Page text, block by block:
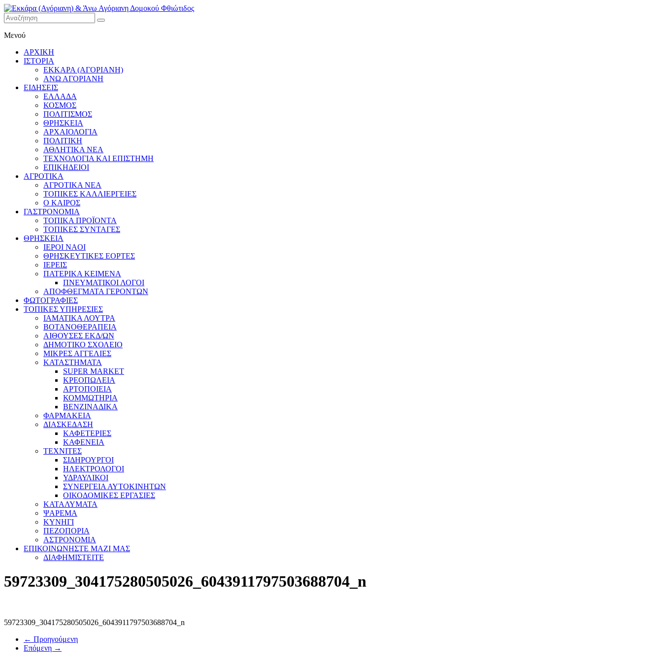
Εκκάρα
(Αγόριανη)
& Άνω
Αγόριανη
Δομοκού
Φθιώτιδος
Μενού
ΑΡΧΙΚΗ
ΙΣΤΟΡΙΑ
ΕΚΚΑΡΑ (ΑΓΟΡΙΑΝΗ)
ΑΝΩ ΑΓΟΡΙΑΝΗ
ΕΙΔΗΣΕΙΣ
ΕΛΛΑΔΑ
ΚΟΣΜΟΣ
ΠΟΛΙΤΙΣΜΟΣ
ΘΡΗΣΚΕΙΑ
ΑΡΧΑΙΟΛΟΓΙΑ
ΠΟΛΙΤΙΚΗ
ΑΘΛΗΤΙΚΑ ΝΕΑ
ΤΕΧΝΟΛΟΓΙΑ ΚΑΙ ΕΠΙΣΤΗΜΗ
ΕΠΙΚΗΔΕΙΟΙ
ΑΓΡΟΤΙΚΑ
ΑΓΡΟΤΙΚΑ ΝΕΑ
ΤΟΠΙΚΕΣ ΚΑΛΛΙΕΡΓΕΙΕΣ
Ο ΚΑΙΡΟΣ
ΓΑΣΤΡΟΝΟΜΙΑ
ΤΟΠΙΚΑ ΠΡΟΪΟΝΤΑ
ΤΟΠΙΚΕΣ ΣΥΝΤΑΓΕΣ
ΘΡΗΣΚΕΙΑ
IEPOI NAOI
ΘΡΗΣΚΕΥΤΙΚΕΣ ΕΟΡΤΕΣ
ΙΕΡΕΙΣ
ΠΑΤΕΡΙΚΑ ΚΕΙΜΕΝΑ
ΠΝΕΥΜΑΤΙΚΟΙ ΛΟΓΟΙ
ΑΠΟΦΘΕΓΜΑΤΑ ΓΕΡΟΝΤΩΝ
ΦΩΤΟΓΡΑΦΙΕΣ
ΤΟΠΙΚΕΣ ΥΠΗΡΕΣΙΕΣ
ΙΑΜΑΤΙΚΑ ΛΟΥΤΡΑ
ΒΟΤΑΝΟΘΕΡΑΠΕΙΑ
ΑΙΘΟΥΣΕΣ ΕΚΔ/ΩΝ
ΔΗΜΟΤΙΚΟ ΣΧΟΛΕΙΟ
ΜΙΚΡΕΣ ΑΓΓΕΛΙΕΣ
ΚΑΤΑΣΤΗΜΑΤΑ
SUPER MARKET
ΚΡΕΟΠΩΛΕΙΑ
ΑΡΤΟΠΟΙΕΙΑ
ΚΟΜΜΩΤΗΡΙΑ
ΒΕΝΖΙΝΑΔΙΚΑ
ΦΑΡΜΑΚΕΙΑ
ΔΙΑΣΚΕΔΑΣΗ
ΚΑΦΕΤΕΡΙΕΣ
ΚΑΦΕΝΕΙΑ
ΤΕΧΝΙΤΕΣ
ΣΙΔΗΡΟΥΡΓΟΙ
ΗΛΕΚΤΡΟΛΟΓΟΙ
ΥΔΡΑΥΛΙΚΟΙ
ΣΥΝΕΡΓΕΙΑ ΑΥΤΟΚΙΝΗΤΩΝ
ΟΙΚΟΔΟΜΙΚΕΣ ΕΡΓΑΣΙΕΣ
ΚΑΤΑΛΥΜΑΤΑ
ΨΑΡΕΜΑ
ΚΥΝΗΓΙ
ΠΕΖΟΠΟΡΙΑ
ΑΣΤΡΟΝΟΜΙΑ
ΕΠΙΚΟΙΝΩΝΗΣΤΕ ΜΑΖΙ ΜΑΣ
ΔΙΑΦΗΜΙΣΤΕΙΤΕ
59723309_304175280505026_6043911797503688704_n
59723309_304175280505026_6043911797503688704_n
← Προηγούμενη
Επόμενη →